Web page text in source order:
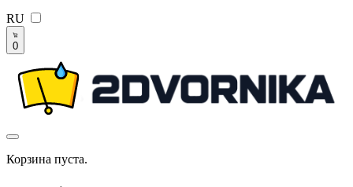
RU
0
Корзина пуста.